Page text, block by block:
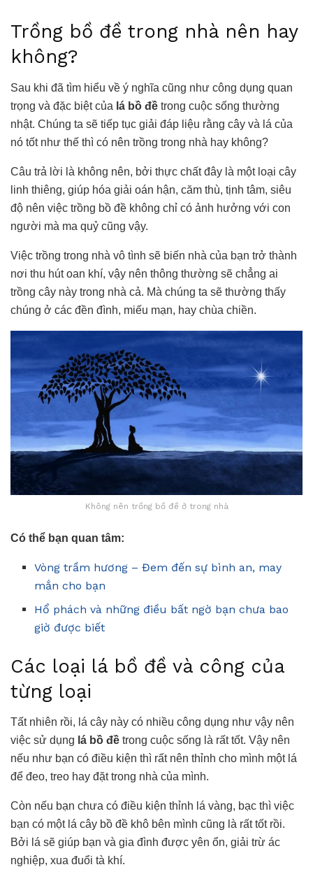
Trồng bồ đề trong nhà nên hay
không?
Sau khi đã tìm hiểu về ý nghĩa cũng như công dụng quan
trọng và đặc biệt của lá bồ đề trong cuộc sống thường
nhật. Chúng ta sẽ tiếp tục giải đáp liệu rằng cây và lá của
nó tốt như thế thì có nên trồng trong nhà hay không?
Câu trả lời là không nên, bởi thực chất đây là một loại cây
linh thiêng, giúp hóa giải oán hận, căm thù, tịnh tâm, siêu
độ nên việc trồng bồ đề không chỉ có ảnh hưởng với con
người mà ma quỷ cũng vậy.
Việc trồng trong nhà vô tình sẽ biến nhà của bạn trở thành
nơi thu hút oan khí, vậy nên thông thường sẽ chẳng ai
trồng cây này trong nhà cả. Mà chúng ta sẽ thường thấy
chúng ở các đền đình, miếu mạn, hay chùa chiền.
Không nên trồng bồ đề ở trong nhà
Có thể bạn quan tâm:
Vòng trầm hương – Đem đến sự bình an, may
mắn cho bạn
Hổ phách và những điều bất ngờ bạn chưa bao
giờ được biết
Các loại lá bồ đề và công của
từng loại
Tất nhiên rồi, lá cây này có nhiều công dụng như vậy nên
việc sử dụng lá bồ đề trong cuộc sống là rất tốt. Vậy nên
nếu như bạn có điều kiện thì rất nên thỉnh cho mình một lá
để đeo, treo hay đặt trong nhà của mình.
Còn nếu bạn chưa có điều kiện thỉnh lá vàng, bạc thì việc
bạn có một lá cây bồ đề khô bên mình cũng là rất tốt rồi.
Bởi lá sẽ giúp bạn và gia đình được yên ổn, giải trừ ác
nghiệp, xua đuổi tà khí.